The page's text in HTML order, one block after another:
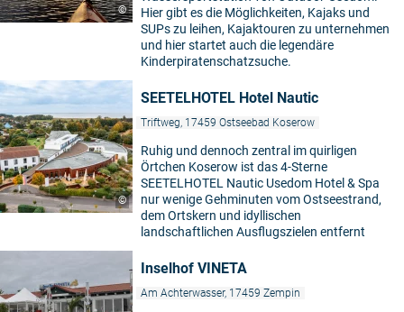
©
Hier gibt es die Möglichkeiten, Kajaks und
SUPs zu leihen, Kajaktouren zu unternehmen
und hier startet auch die legendäre
Kinderpiratenschatzsuche.
©
SEETELHOTEL Hotel Nautic
Triftweg, 17459 Ostseebad Koserow
Ruhig und dennoch zentral im quirligen
Örtchen Koserow ist das 4-Sterne
SEETELHOTEL Nautic Usedom Hotel & Spa
nur wenige Gehminuten vom Ostseestrand,
dem Ortskern und idyllischen
landschaftlichen Ausflugszielen entfernt
Inselhof VINETA
Am Achterwasser, 17459 Zempin